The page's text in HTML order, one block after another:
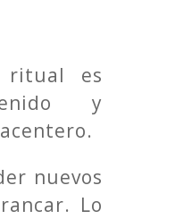
ritual es
y
nuevos
Lo